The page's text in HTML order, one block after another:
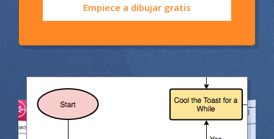
Empiece a dibujar gratis